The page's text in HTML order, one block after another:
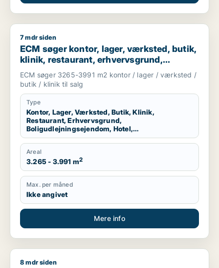
ECM søger kontor, lager, værksted, butik, klinik,
7 mdr siden
ECM søger kontor, lager, værksted, butik,
klinik, restaurant, erhvervsgrund,
boligudlejningsejendom, hotel,
produktionslokaler eller garage til salg i
Kolding, Egtved eller Almind m.fl.
ECM søger 3265-3991 m2 kontor / lager / værksted /
butik / klinik til salg
Type
Kontor, Lager, Værksted, Butik, Klinik,
Restaurant, Erhvervsgrund,
Boligudlejningsejendom, Hotel,
Produktionslokaler, Garage
Areal
3.265 - 3.991 m2
Max. per måned
Ikke angivet
Mere info
Jeg søger lager, værksted, erhvervsgrund,
8 mdr siden